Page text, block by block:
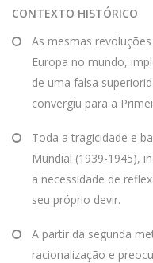
CONTEXTO HISTÓRICO
As mesmas
Europa no mundo,
de uma falsa
convergiu para a
Toda a tragicidade e
Mundial (1939-1945),
a necessidade de
seu próprio devir.
A partir da segunda
racionalização e